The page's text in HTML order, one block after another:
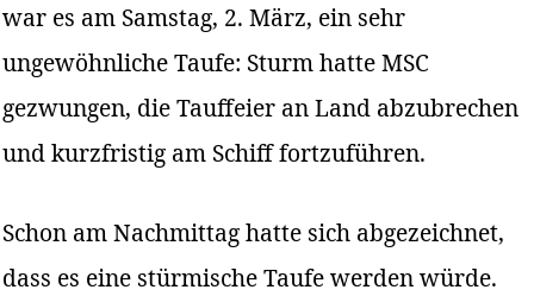
war es am Samstag, 2. März, ein sehr
ungewöhnliche Taufe: Sturm hatte MSC
gezwungen, die Tauffeier an Land abzubrechen
und kurzfristig am Schiff fortzuführen.
Schon am Nachmittag hatte sich abgezeichnet,
dass es eine stürmische Taufe werden würde.